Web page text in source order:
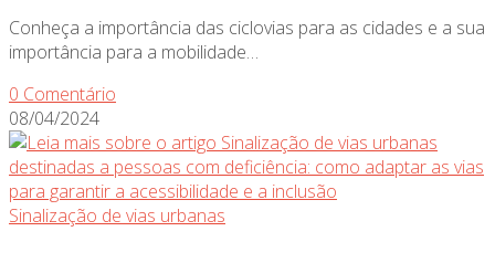
Conheça a importância das ciclovias para as cidades e a sua
importância para a mobilidade…
0 Comentário
08/04/2024
Sinalização de vias urbanas